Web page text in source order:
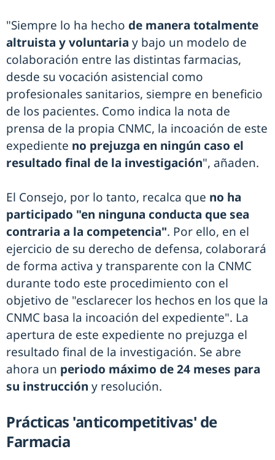
"Siempre lo ha hecho de manera totalmente
altruista y voluntaria y bajo un modelo de
colaboración entre las distintas farmacias,
desde su vocación asistencial como
profesionales sanitarios, siempre en beneficio
de los pacientes. Como indica la nota de
prensa de la propia CNMC, la incoación de este
expediente no prejuzga en ningún caso el
resultado final de la investigación", añaden.
El Consejo, por lo tanto, recalca que no ha
participado "en ninguna conducta que sea
contraria a la competencia". Por ello, en el
ejercicio de su derecho de defensa, colaborará
de forma activa y transparente con la CNMC
durante todo este procedimiento con el
objetivo de "esclarecer los hechos en los que la
CNMC basa la incoación del expediente". La
apertura de este expediente no prejuzga el
resultado final de la investigación. Se abre
ahora un periodo máximo de 24 meses para
su instrucción y resolución.
Prácticas 'anticompetitivas' de
Farmacia